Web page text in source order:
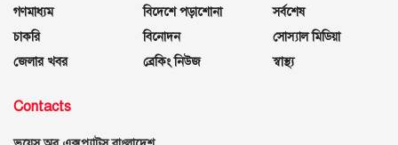
গণমাধ্যম
চাকরি
জেলার খবর
বিদেশে পড়াশোনা
বিনোদন
ব্রেকিং নিউজ
সর্বশেষ
সোস্যাল মিডিয়া
স্বাস্থ্য
Contacts